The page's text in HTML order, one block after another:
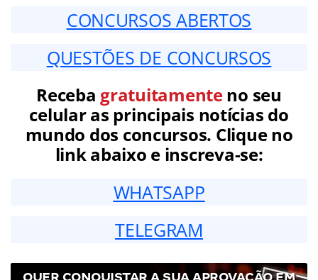
CONCURSOS ABERTOS
QUESTÕES DE CONCURSOS
Receba gratuitamenteno seu
celular as principais notícias do
mundo dos concursos. Clique no
link abaixo e inscreva-se:
WHATSAPP
TELEGRAM
QUER CONQUISTAR A SUA APROVAÇÃO EM